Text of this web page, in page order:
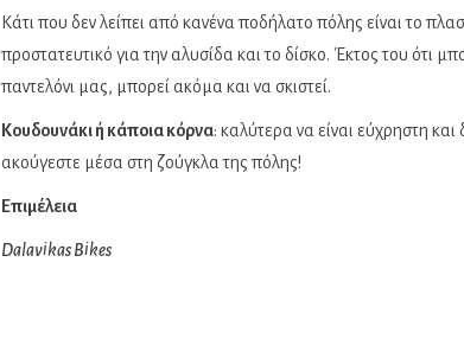
Κάτι που δεν λείπει από κανένα ποδήλατο πόλης είναι το
προστατευτικό για την αλυσίδα και το δίσκο. Έκτος του ότι
παντελόνι μας, μπορεί ακόμα και να σκιστεί.
Κουδουνάκι ή κάποια κόρνα: καλύτερα να είναι εύχρηστη και
ακούγεστε μέσα στη ζούγκλα της πόλης!
Επιμέλεια
Dalavikas Bikes